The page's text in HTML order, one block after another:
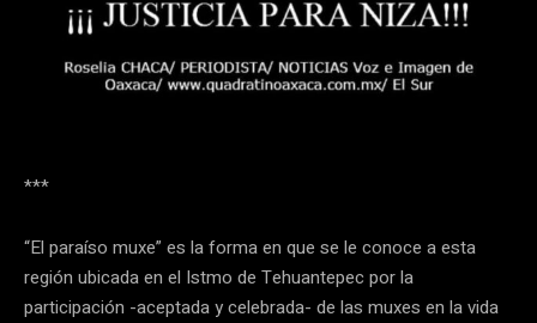
***
“El paraíso muxe” es la forma en que se le conoce a esta
región ubicada en el Istmo de Tehuantepec por la
participación -aceptada y celebrada- de las muxes en la vida